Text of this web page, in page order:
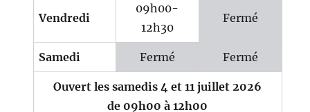
Vendredi
09h00-
12h30
Fermé
Samedi Fermé Fermé
Ouvert les samedis 4 et 11 juillet 2026
de 09h00 à 12h00